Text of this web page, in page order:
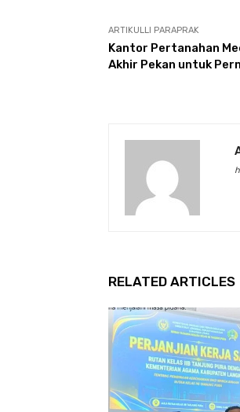
ARTIKULLI PARAPRAK
Kantor Pertanahan
Akhir Pekan untuk
RELATED ARTICLES